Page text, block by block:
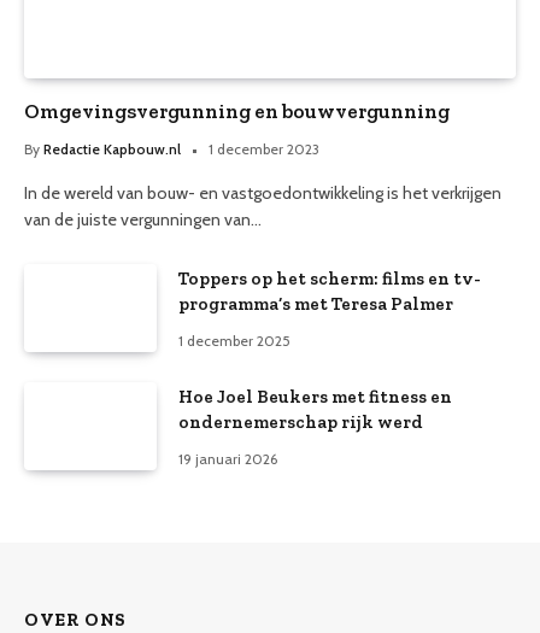
Omgevingsvergunning en bouwvergunning
By Redactie Kapbouw.nl 1 december 2023
In de wereld van bouw- en vastgoedontwikkeling is het verkrijgen
van de juiste vergunningen van…
Toppers op het scherm: films en tv-
programma’s met Teresa Palmer
1 december 2025
Hoe Joel Beukers met fitness en
ondernemerschap rijk werd
19 januari 2026
OVER ONS